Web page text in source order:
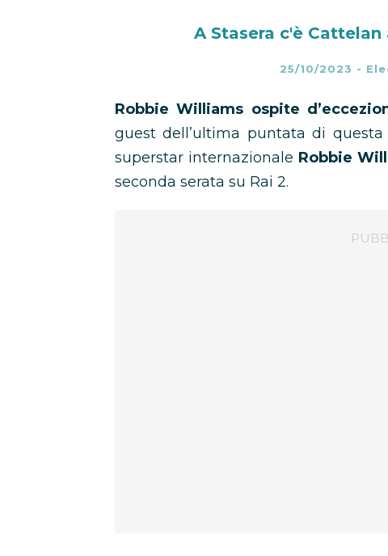
A Stasera c'è
25/10/2023 -
Robbie Williams ospite
guest dell’ultima puntata di
superstar internazionale Robbie
seconda serata su Rai 2.